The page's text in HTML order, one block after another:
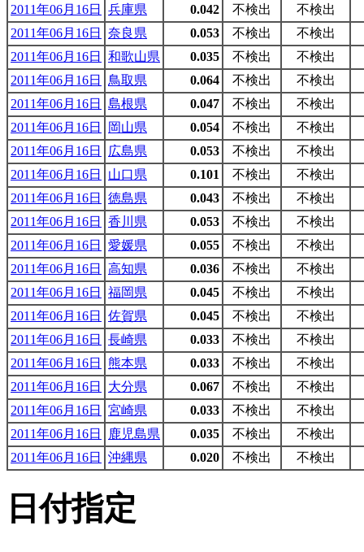
2011年06月16日
兵庫県 0.042 不検出
不検出
2011年06月16日
奈良県 0.053 不検出
不検出
2011年06月16日
和歌山県 0.035 不検出
不検出
2011年06月16日
鳥取県 0.064 不検出
不検出
2011年06月16日
島根県 0.047 不検出
不検出
2011年06月16日
岡山県 0.054 不検出
不検出
2011年06月16日
広島県 0.053 不検出
不検出
2011年06月16日
山口県 0.101 不検出
不検出
2011年06月16日
徳島県 0.043 不検出
不検出
2011年06月16日
香川県 0.053 不検出
不検出
2011年06月16日
愛媛県 0.055 不検出
不検出
2011年06月16日
高知県 0.036 不検出
不検出
2011年06月16日
福岡県 0.045 不検出
不検出
2011年06月16日
佐賀県 0.045 不検出
不検出
2011年06月16日
長崎県 0.033 不検出
不検出
2011年06月16日
熊本県 0.033 不検出
不検出
2011年06月16日
大分県 0.067 不検出
不検出
2011年06月16日
宮崎県 0.033 不検出
不検出
2011年06月16日
鹿児島県 0.035 不検出
不検出
2011年06月16日
沖縄県 0.020 不検出 不検出
日付指定